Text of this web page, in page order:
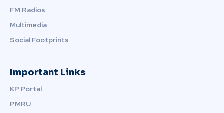
FM Radios
Multimedia
Social Footprints
Important Links
KP Portal
PMRU